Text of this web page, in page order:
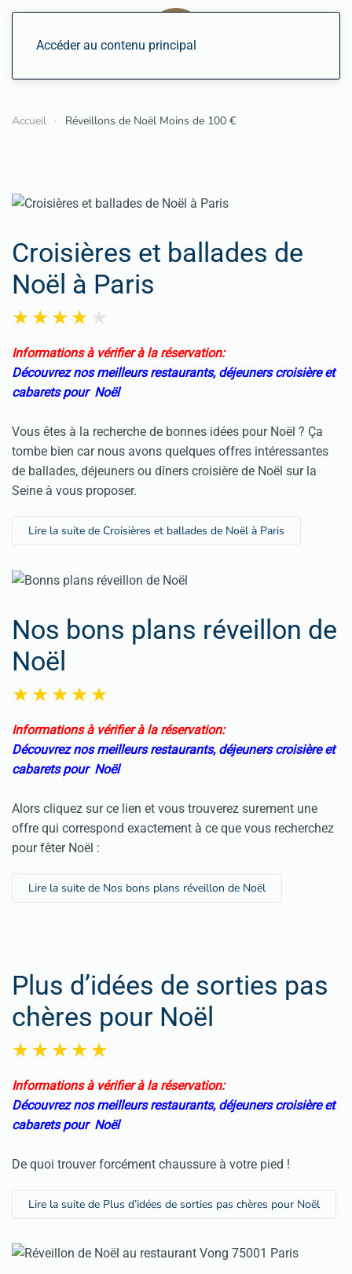
Accéder au contenu principal
Accueil Réveillons de Noël Moins de 100 €
Croisières et ballades de
Noël à Paris
Informations à vérifier à la réservation:
Découvrez nos meilleurs restaurants, déjeuners croisière et
cabarets pour Noël
Vous êtes à la recherche de bonnes idées pour Noël ? Ça
tombe bien car nous avons quelques offres intéressantes
de ballades, déjeuners ou dîners croisière de Noël sur la
Seine à vous proposer.
Lire la suite de Croisières et ballades de Noël à Paris
Nos bons plans réveillon de
Noël
Informations à vérifier à la réservation:
Découvrez nos meilleurs restaurants, déjeuners croisière et
cabarets pour Noël
Alors cliquez sur ce lien et vous trouverez surement une
offre qui correspond exactement à ce que vous recherchez
pour fêter Noël :
Lire la suite de Nos bons plans réveillon de Noël
Plus d’idées de sorties pas
chères pour Noël
Informations à vérifier à la réservation:
Découvrez nos meilleurs restaurants, déjeuners croisière et
cabarets pour Noël
De quoi trouver forcément chaussure à votre pied !
Lire la suite de Plus d’idées de sorties pas chères pour Noël